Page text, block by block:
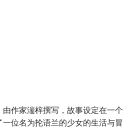
作家湍梓撰写，故事设定在一个
位名为抡语兰的少女的生活与冒